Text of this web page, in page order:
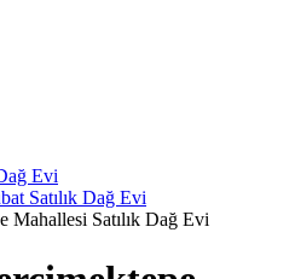
Evi
Satılık Dağ Evi
Mahallesi Satılık Dağ Evi